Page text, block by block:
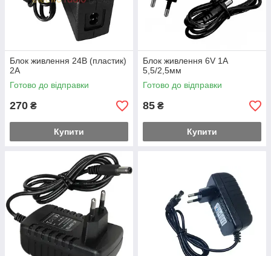
Блок живлення 24В (пластик)
2А
Готово до відправки
270 ₴
Купити
Блок живлення 6V 1A
5,5/2,5мм
Готово до відправки
85 ₴
Купити